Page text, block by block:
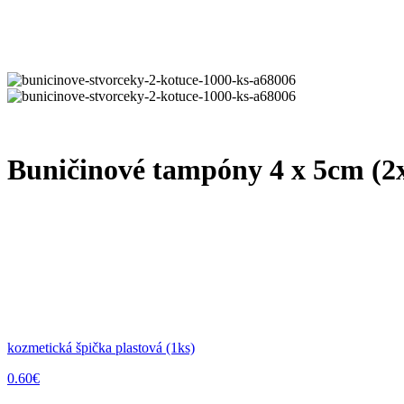
Buničinové tampóny 4 x 5cm
kozmetická špička plastová (1ks)
0.60€